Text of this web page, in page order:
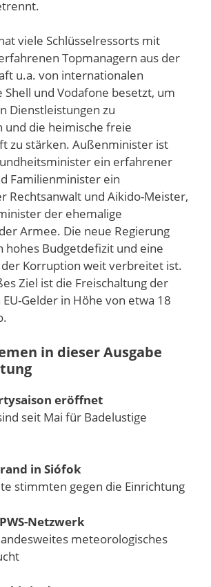
viele Schlüsselressorts mit
Topmanagern aus der
u.a. von internationalen
Shell und Vodafone besetzt, um
Dienstleistungen zu
und die heimische freie
zu stärken. Außenminister ist
ein erfahrener
Familienminister ein
Rechtsanwalt und Aikido-Meister,
der ehemalige
Armee. Die neue Regierung
hohes Budgetdefizit und eine
Korruption weit verbreitet ist.
Ziel ist die Freischaltung der
Gelder in Höhe von etwa 18
in dieser Ausgabe
eröffnet
seit Mai für Badelustige
in Siófok
stimmten gegen die Einrichtung
Netzwerk
meteorologisches